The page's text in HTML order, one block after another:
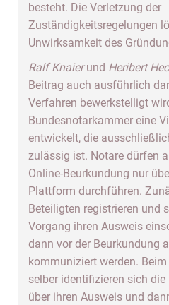
besteht. Die Verletzung der
Zuständigkeitsregelungen
Unwirksamkeit des
Ralf Knaierund Heribert
Beitrag auch ausführlich
Verfahren bewerkstelligt
Bundesnotarkammer eine
entwickelt, die
zulässig ist. Notare dürfen
Online-Beurkundung nur
Plattform durchführen.
Beteiligten registrieren und
Vorgang ihren Ausweis
dann vor der Beurkundung
kommuniziert werden.
selber identifizieren sich
über ihren Ausweis und